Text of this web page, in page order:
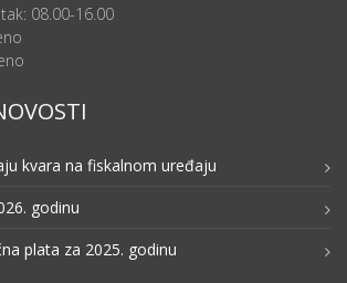
08.00-16.00
kvara na fiskalnom uređaju
godinu
plata za 2025. godinu